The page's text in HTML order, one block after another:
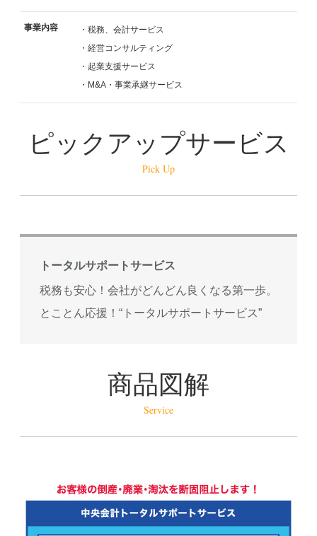
事業内容
・税務、会計サービス
・経営コンサルティング
・起業支援サービス
・M&A・事業承継サービス
ピックアップサービス
Pick Up
トータルサポートサービス
税務も安心！会社がどんどん良くなる第一歩。
とことん応援！“トータルサポートサービス”
商品図解
Service